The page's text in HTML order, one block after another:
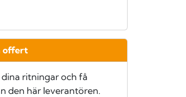
offert
ritningar och få
den här leverantören.